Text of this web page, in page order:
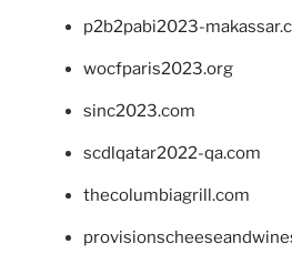
p2b2pabi2023-
wocfparis2023.org
sinc2023.com
scdlqatar2022-qa.com
thecolumbiagrill.com